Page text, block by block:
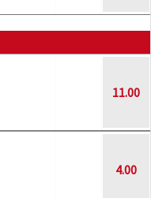
11.00
4.00